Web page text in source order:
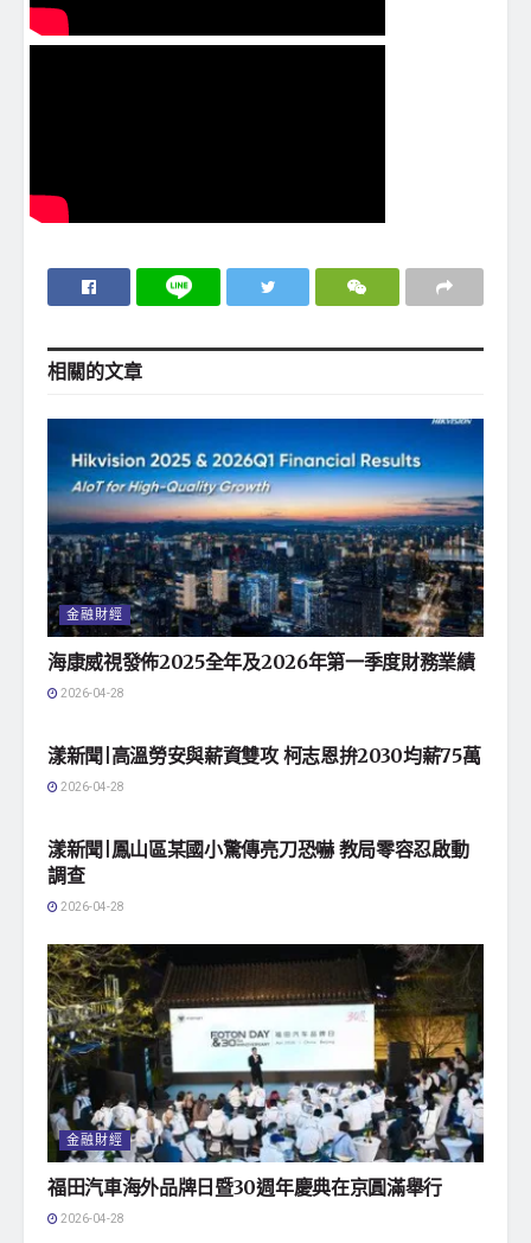
相關的文章
金融財經
海康威視發佈2025全年及2026年第一季度財務業績
2026-04-28
漾新聞|高溫勞安與薪資雙攻 柯志恩拚2030均薪75萬
2026-04-28
漾新聞|鳳山區某國小驚傳亮刀恐嚇 教局零容忍啟動
調查
2026-04-28
金融財經
福田汽車海外品牌日暨30週年慶典在京圓滿舉行
2026-04-28